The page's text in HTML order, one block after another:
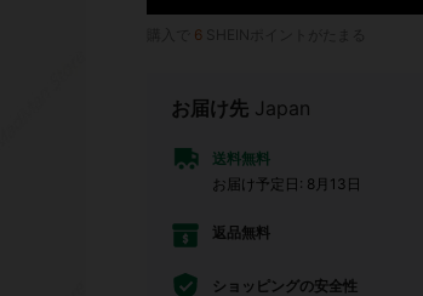
6
お届け先 Japan
送料無料
お届け予定日: 8月13日
返品無料
ショッピングの安全性